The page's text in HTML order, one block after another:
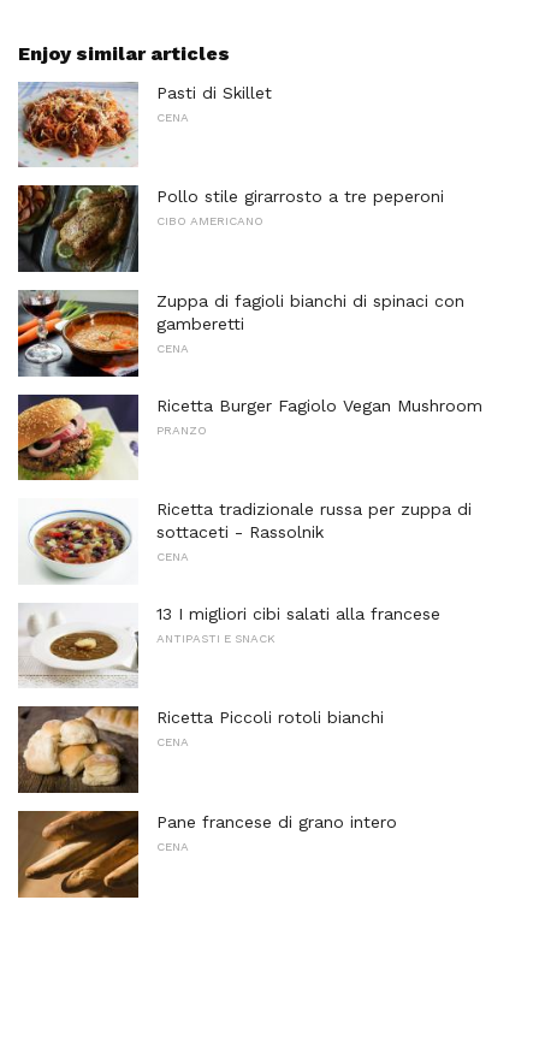
Enjoy similar articles
Pasti di Skillet
CENA
Pollo stile girarrosto a tre peperoni
CIBO AMERICANO
Zuppa di fagioli bianchi di spinaci con
gamberetti
CENA
Ricetta Burger Fagiolo Vegan Mushroom
PRANZO
Ricetta tradizionale russa per zuppa di
sottaceti - Rassolnik
CENA
13 I migliori cibi salati alla francese
ANTIPASTI E SNACK
Ricetta Piccoli rotoli bianchi
CENA
Pane francese di grano intero
CENA